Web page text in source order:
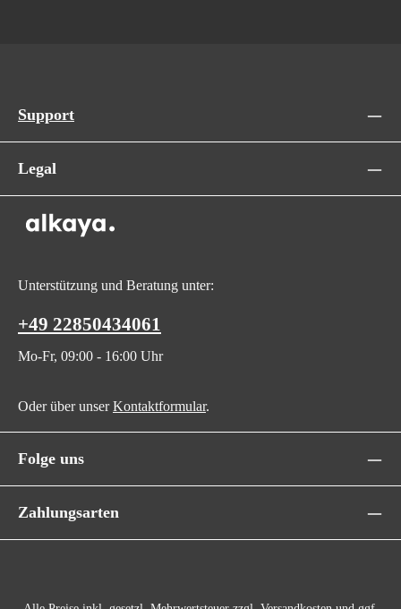
Support
Legal
Unterstützung und Beratung unter:
+49 22850434061
Mo-Fr, 09:00 - 16:00 Uhr
Oder über unserKontaktformular.
Folge uns
Zahlungsarten